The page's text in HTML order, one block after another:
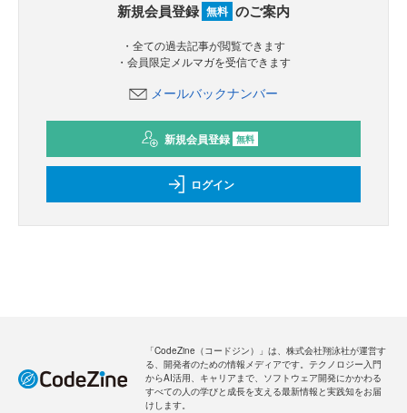
新規会員登録 無料 のご案内
・全ての過去記事が閲覧できます
・会員限定メルマガを受信できます
メールバックナンバー
新規会員登録 無料
ログイン
「CodeZine（コードジン）」は、株式会社翔泳社が運営す
る、開発者のための情報メディアです。テクノロジー入門
からAI活用、キャリアまで、ソフトウェア開発にかかわる
すべての人の学びと成長を支える最新情報と実践知をお届
けします。